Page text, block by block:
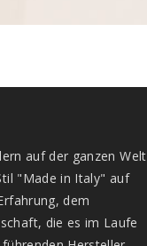
auf der ganzen Welt
"Made in Italy" auf
dem
die es im Laufe